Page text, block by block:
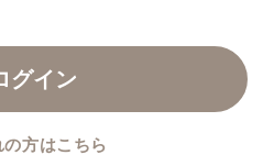
方はこちら